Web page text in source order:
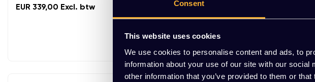
Consent
This website uses cookies
We use cookies to personalise content and ads, to
information about your use of our site with our
other information that you’ve provided to them or
EUR 339,00 Excl. btw EUR 509,00 Excl. btw